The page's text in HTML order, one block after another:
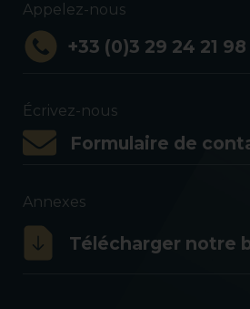
Appelez-nous
+33 (0)3 29 24 21 98
Écrivez-nous
Formulaire de
Annexes
Télécharger notre